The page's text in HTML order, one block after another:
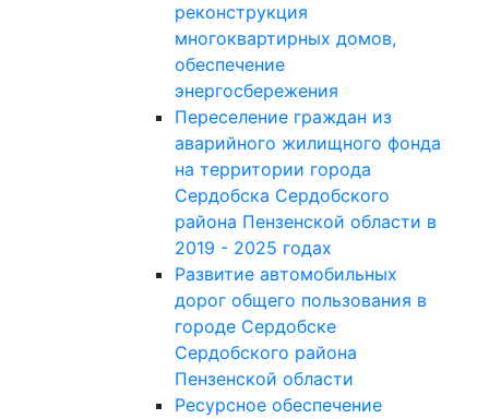
реконструкция
многоквартирных домов,
обеспечение
энергосбережения
Переселение граждан из
аварийного жилищного фонда
на территории города
Сердобска Сердобского
района Пензенской области в
2019 - 2025 годах
Развитие автомобильных
дорог общего пользования в
городе Сердобске
Сердобского района
Пензенской области
Ресурсное обеспечение